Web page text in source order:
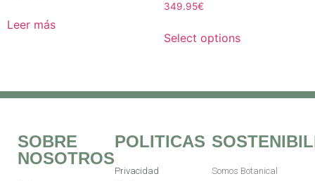
Leer más
349.95€
Select options
SOBRE
NOSOTROS
POLITICAS
Privacidad
Somos Botanical